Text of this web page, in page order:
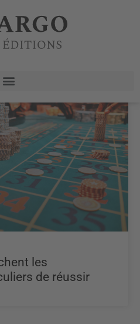
les
de réussir